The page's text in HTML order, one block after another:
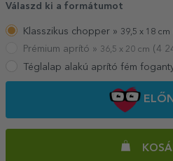
Válaszd ki a formátumot
Klasszikus chopper » 39,5 x 18 cm
Prémium aprító » 36,5 x 20 cm ( 4
Téglalap alakú aprító fém